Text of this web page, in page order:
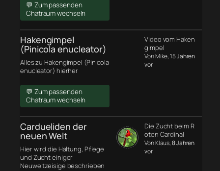
💬 Zum passenden
Chatraum wechseln
Hakengimpel
(Pinicola enucleator)
Alles zu Hakengimpel (Pinicola
enucleator) hierher
💬 Zum passenden
Chatraum wechseln
Video vom Haken
gimpel
Von Mike, 15 Jahren
vor
Cardueliden der
neuen Welt
Hier wird die Haltung, Pflege
und Zucht einiger
Neuweltzeisige beschrieben
Die Zucht beim R
oten Cardinal
Von Klaus, 8 Jahren
vor